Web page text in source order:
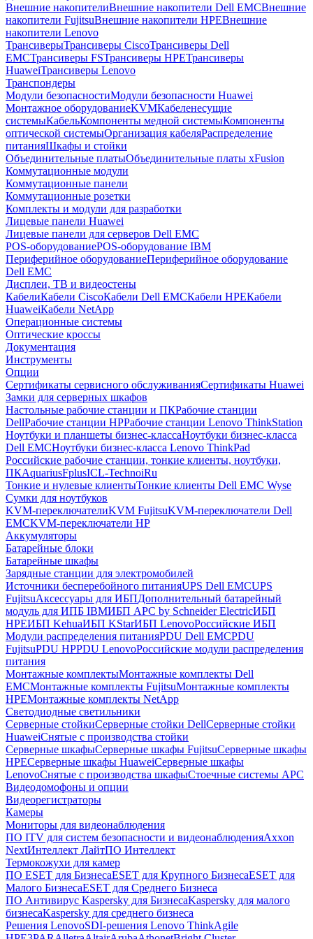
Внешние накопителиВнешние накопители Dell EMCВнешние
накопители FujitsuВнешние накопители HPEВнешние
накопители Lenovo
ТрансиверыТрансиверы CiscoТрансиверы Dell
EMCТрансиверы FSТрансиверы HPEТрансиверы
HuaweiТрансиверы Lenovo
Транспондеры
Модули безопасностиМодули безопасности Huawei
Монтажное оборудованиеKVMКабеленесущие
системыКабельКомпоненты медной системыКомпоненты
оптической системыОрганизация кабеляРаспределение
питанияШкафы и стойки
Объединительные платыОбъединительные платы xFusion
Коммутационные модули
Коммутационные панели
Коммутационные розетки
Комплекты и модули для разработки
Лицевые панели Huawei
Лицевые панели для серверов Dell EMC
POS-оборудованиеPOS-оборудование IBM
Периферийное оборудованиеПериферийное оборудование
Dell EMC
Дисплеи, ТВ и видеостены
КабелиКабели CiscoКабели Dell EMCКабели HPEКабели
HuaweiКабели NetApp
Операционные системы
Оптические кроссы
Документация
Инструменты
Опции
Сертификаты сервисного обслуживанияСертификаты Huawei
Замки для серверных шкафов
Настольные рабочие станции и ПКРабочие станции
DellРабочие станции HPРабочие станции Lenovo ThinkStation
Ноутбуки и планшеты бизнес-классаНоутбуки бизнес-класса
Dell EMCНоутбуки бизнес-класса Lenovo ThinkPad
Российские рабочие станции, тонкие клиенты, ноутбуки,
ПКAquariusFplusICL-TechnoiRu
Тонкие и нулевые клиентыТонкие клиенты Dell EMC Wyse
Сумки для ноутбуков
KVM-переключателиKVM FujitsuKVM-переключатели Dell
EMCKVM-переключатели HP
Аккумуляторы
Батарейные блоки
Батарейные шкафы
Зарядные станции для электромобилей
Источники бесперебойного питанияUPS Dell EMCUPS
FujitsuАксессуары для ИБПДополнительный батарейный
модуль для ИПБ IBMИБП APC by Schneider ElectricИБП
HPEИБП KehuaИБП KStarИБП LenovoРоссийские ИБП
Модули распределения питанияPDU Dell EMCPDU
FujitsuPDU HPPDU LenovoРоссийские модули распределения
питания
Монтажные комплектыМонтажные комплекты Dell
EMCМонтажные комплекты FujitsuМонтажные комплекты
HPEМонтажные комплекты NetApp
Светодиодные светильники
Серверные стойкиСерверные стойки DellСерверные стойки
HuaweiСнятые с производства стойки
Серверные шкафыСерверные шкафы FujitsuСерверные шкафы
HPEСерверные шкафы HuaweiСерверные шкафы
LenovoСнятые с производства шкафыСтоечные системы APC
Видеодомофоны и опции
Видеорегистраторы
Камеры
Мониторы для видеонаблюдения
ПО ITV для систем безопасности и видеонаблюденияAxxon
NextИнтеллект ЛайтПО Интеллект
Термокожухи для камер
ПО ESET для БизнесаESET для Крупного БизнесаESET для
Малого БизнесаESET для Среднего Бизнеса
ПО Антивирус Kaspersky для БизнесаKaspersky для малого
бизнесаKaspersky для среднего бизнеса
Решения LenovoSDI-решения Lenovo ThinkAgile